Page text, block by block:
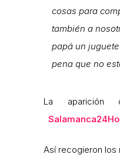
cosas para
también a
papá un
pena que no
La
Así recogieron los